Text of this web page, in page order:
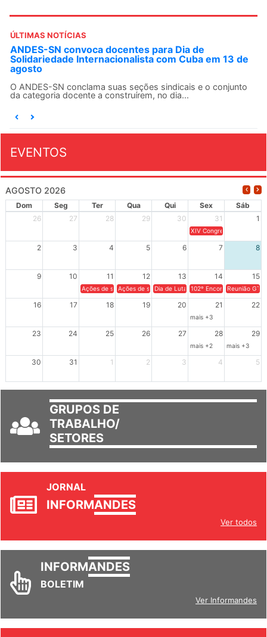
ÚLTIMAS NOTÍCIAS
ANDES-SN convoca docentes para Dia de
Solidariedade Internacionalista com Cuba em 13 de
agosto
O ANDES-SN conclama suas seções sindicais e o conjunto
da categoria docente a construírem, no dia...
EVENTOS
AGOSTO 2026
Dom Seg Ter Qua Qui Sex
Sáb
26
27 28 29 30 31 1
XIV Congresso Brasileiro
2 3 4 5 6 7 8
9 10 11 12 13 14 15
Ações de solidariedade a Cuba no Rio Grande do Sul - 100
Ações de solidariedade a Cuba no Rio Grande do
Dia de Luta em Defesa de Cuba e da
102º Encontro da
Reunião
16 17 18 19 20 21 22
mais +3
23 24 25 26 27 28 29
mais +2 mais +3
30 31 1 2 3 4 5
GRUPOS DE
TRABALHO/
SETORES
JORNAL
INFORMANDES
Ver todos
INFORMANDES
BOLETIM
Ver Informandes